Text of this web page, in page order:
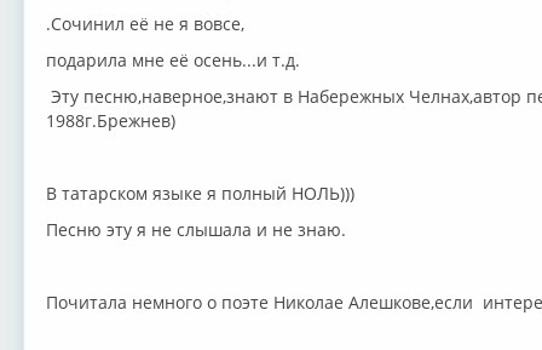
.Сочинил её не я вовсе,
подарила мне её осень...и т.д.
Эту песню,наверное,знают в Набережных Челнах,автор
1988г.Брежнев)
В татарском языке я полный НОЛЬ)))
Песню эту я не слышала и не знаю.
Почитала немного о поэте Николае Алешкове,если